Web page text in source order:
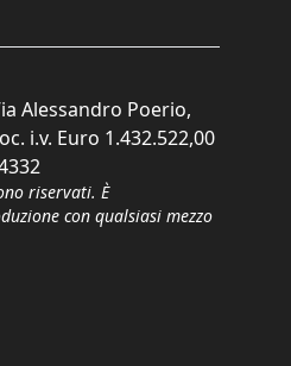
Alessandro Poerio,
i.v. Euro 1.432.522,00
riservati. È
con qualsiasi mezzo